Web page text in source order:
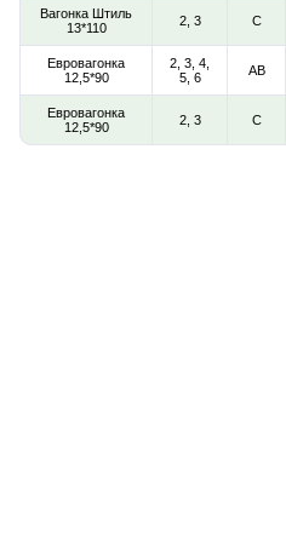
Вагонка Штиль
13*110
2, 3 С
Евровагонка
12,5*90
2, 3, 4,
5, 6
АВ
Евровагонка
12,5*90
2, 3 С